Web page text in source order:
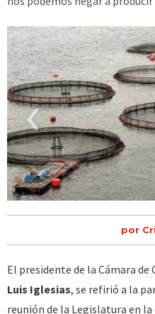
‹
por
El presidente de la Cámara de
Luis Iglesias, se refirió a la
reunión de la Legislatura en la